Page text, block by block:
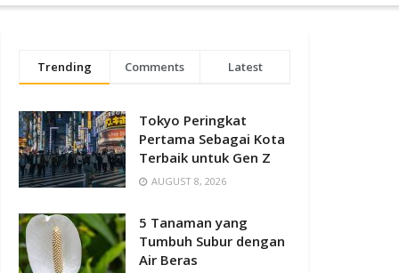
Trending Comments Latest
Tokyo Peringkat
Pertama Sebagai Kota
Terbaik untuk Gen Z
AUGUST 8, 2026
5 Tanaman yang
Tumbuh Subur dengan
Air Beras